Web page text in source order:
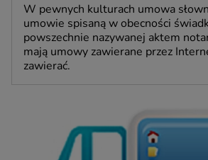
W pewnych kulturach umowa
umowie spisaną w obecności
powszechnie nazywanej aktem
mają umowy zawierane przez
zawierać.